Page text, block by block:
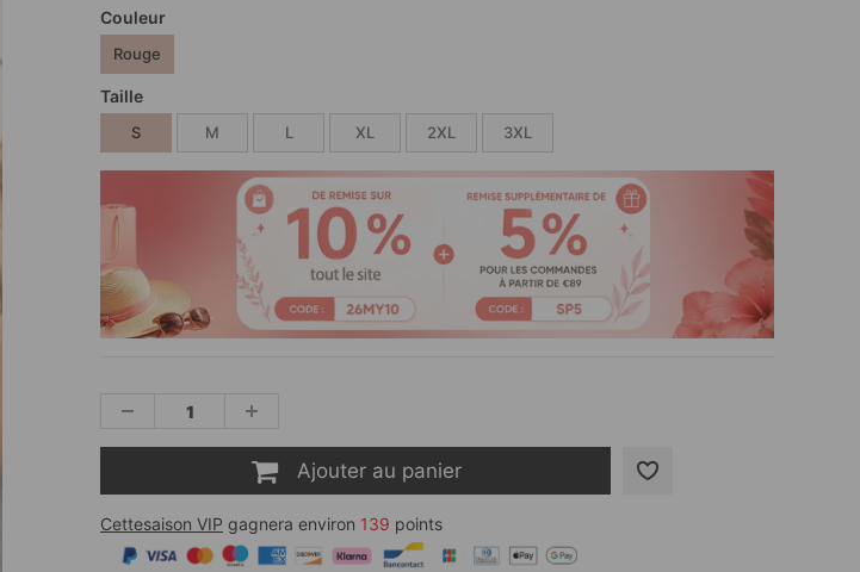
Couleur
Rouge
Taille
S M L XL 2XL 3XL
Ajouter au panier
Cettesaison VIP gagnera environ 139 points